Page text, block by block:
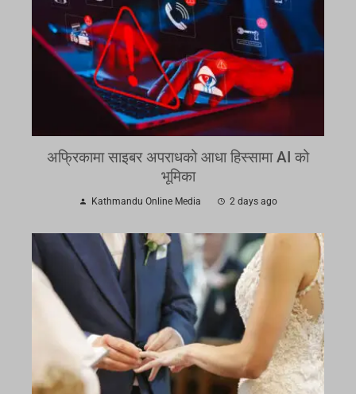
अफ्रिकामा साइबर अपराधको आधा हिस्सामा AI को
भूमिका
Kathmandu Online Media 2 days ago